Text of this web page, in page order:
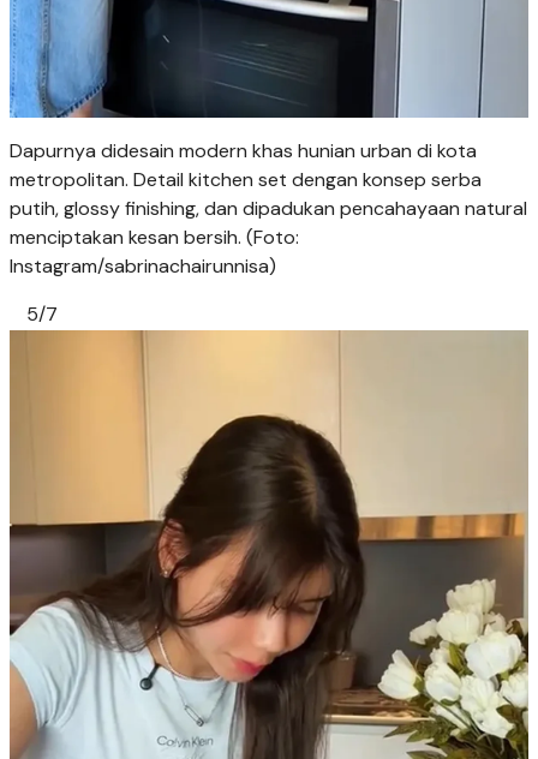
Dapurnya didesain modern khas hunian urban di kota
metropolitan. Detail kitchen set dengan konsep serba
putih, glossy finishing, dan dipadukan pencahayaan natural
menciptakan kesan bersih. (Foto:
Instagram/sabrinachairunnisa)
5/7